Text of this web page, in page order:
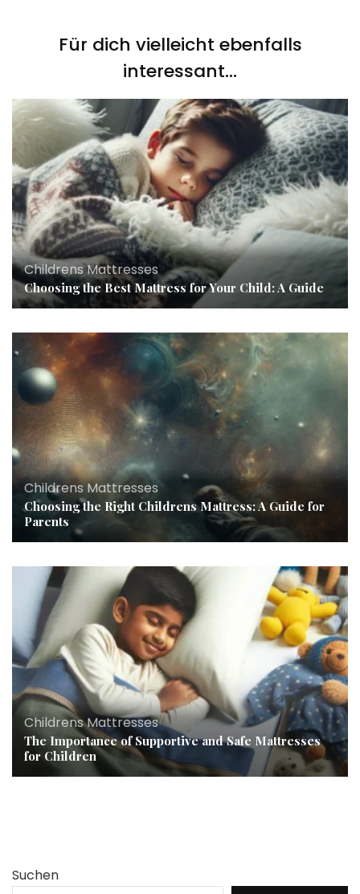
Für dich vielleicht ebenfalls
interessant...
Childrens Mattresses
Choosing the Best Mattress for Your Child: A Guide
Childrens Mattresses
Choosing the Right Childrens Mattress: A Guide for
Parents
Childrens Mattresses
The Importance of Supportive and Safe Mattresses
for Children
Suchen